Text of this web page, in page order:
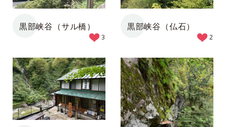
黒部峡谷（サル橋）
3
黒部峡谷（仏石）
2